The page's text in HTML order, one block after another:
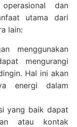
dan
utama dari
lain:
menggunakan
mengurangi
Hal ini akan
energi dalam
yang baik dapat
atau kontak